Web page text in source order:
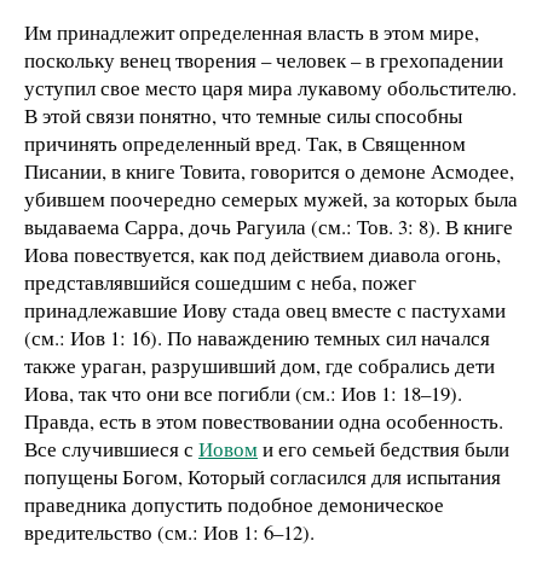
Им принадлежит определенная власть в этом мире,
поскольку венец творения – человек – в грехопадении
уступил свое место царя мира лукавому обольстителю.
В этой связи понятно, что темные силы способны
причинять определенный вред. Так, в Священном
Писании, в книге Товита, говорится о демоне Асмодее,
убившем поочередно семерых мужей, за которых была
выдаваема Сарра, дочь Рагуила (см.: Тов. 3: 8). В книге
Иова повествуется, как под действием диавола огонь,
представлявшийся сошедшим с неба, пожег
принадлежавшие Иову стада овец вместе с пастухами
(см.: Иов 1: 16). По наваждению темных сил начался
также ураган, разрушивший дом, где собрались дети
Иова, так что они все погибли (см.: Иов 1: 18–19).
Правда, есть в этом повествовании одна особенность.
Все случившиеся с Иовоми его семьей бедствия были
попущены Богом, Который согласился для испытания
праведника допустить подобное демоническое
вредительство (см.: Иов 1: 6–12).